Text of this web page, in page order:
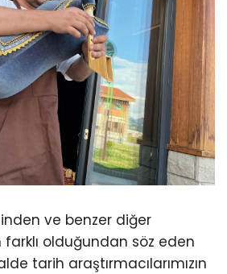
ve benzer diğer
olduğundan söz eden
tarih araştırmacılarımızın